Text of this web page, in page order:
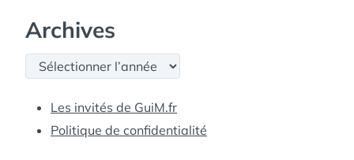
Archives
Archives
Les invités de GuiM.fr
Politique de confidentialité